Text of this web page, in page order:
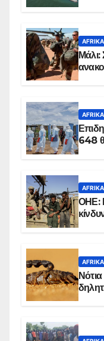
Μάλι:
648
ΟΗΕ: